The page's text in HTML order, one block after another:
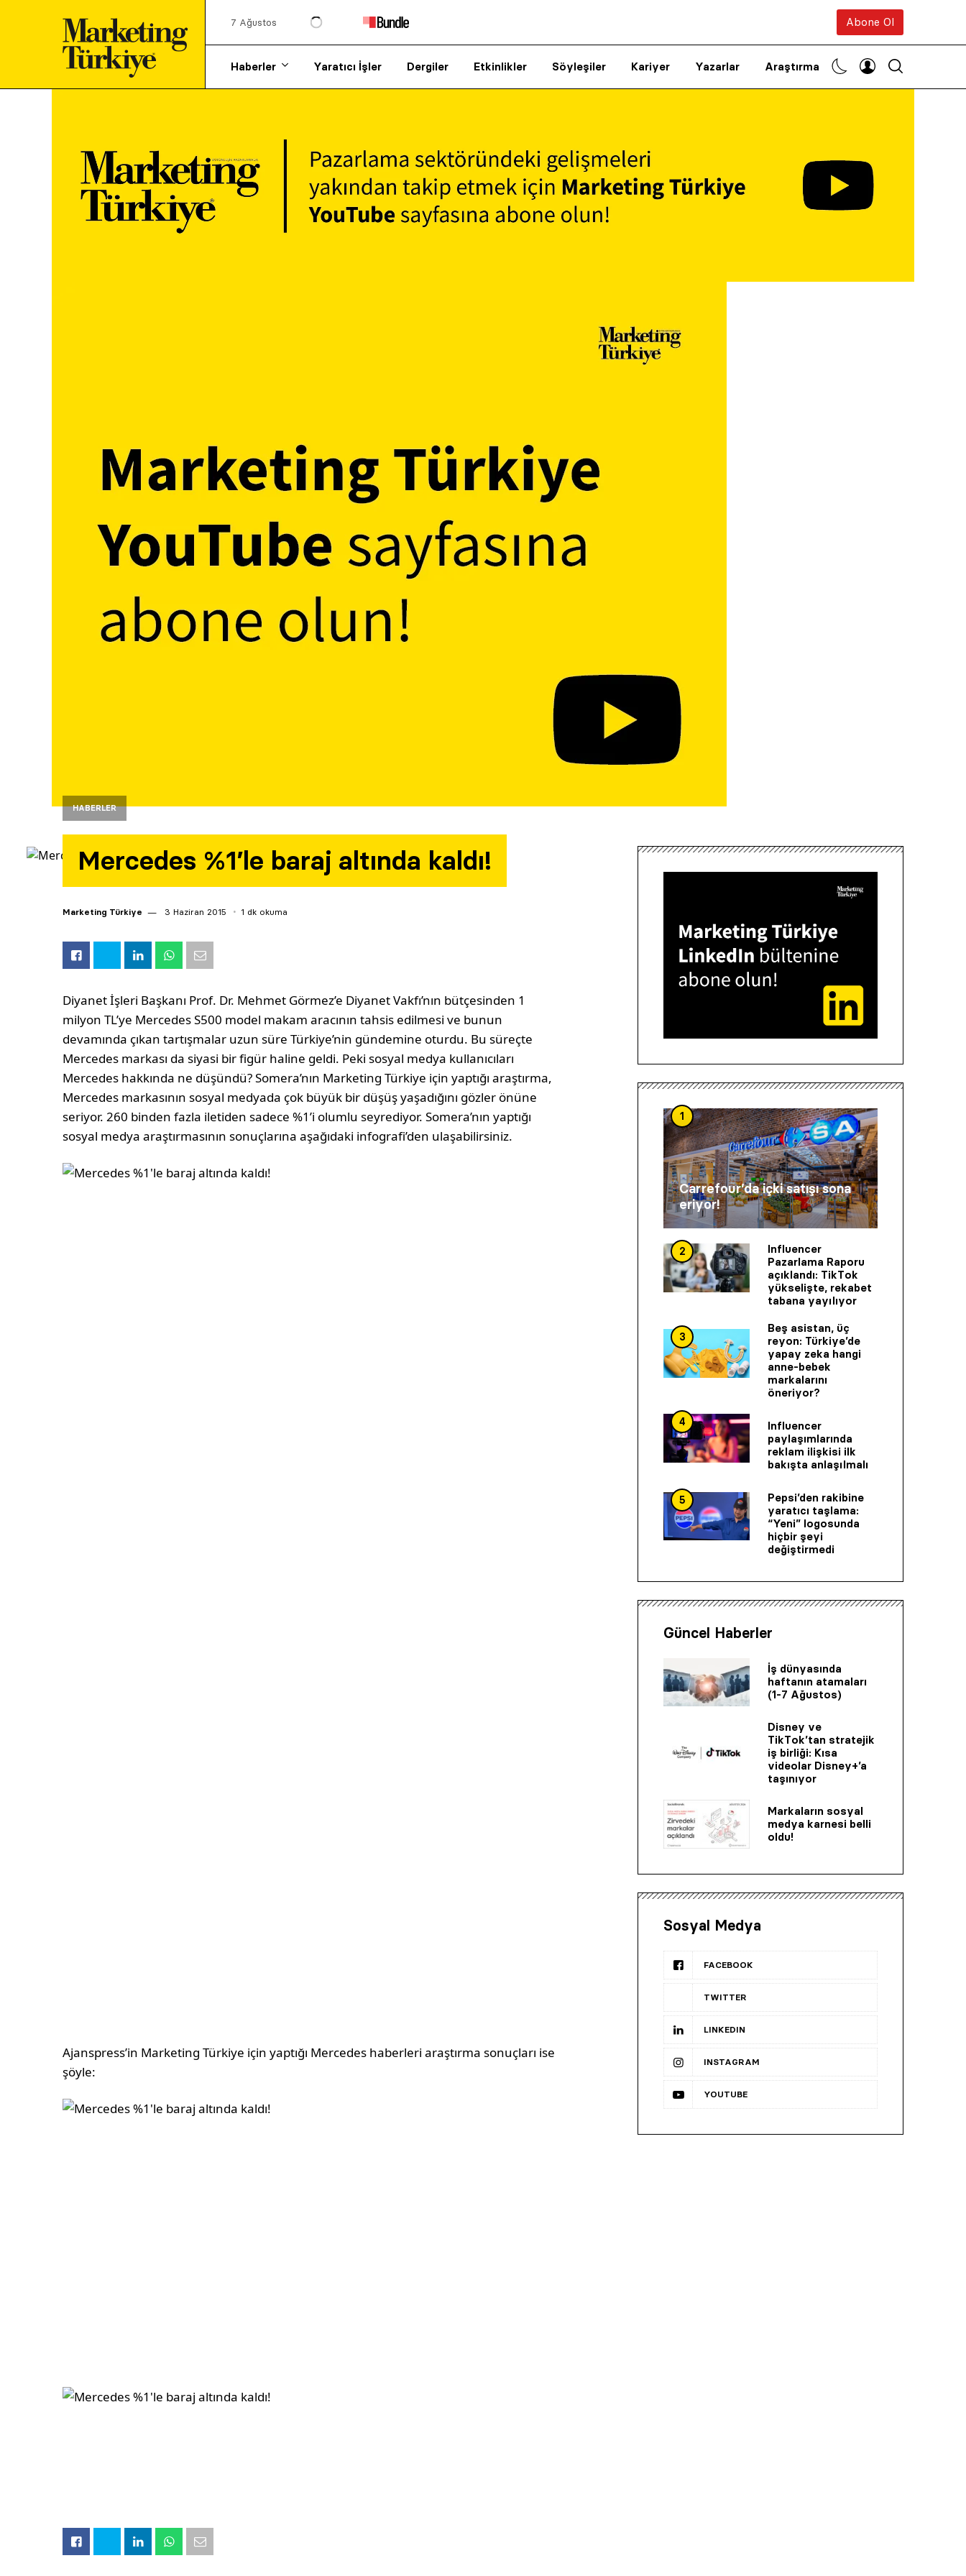
7 Ağustos Abone Ol
Haberler Yaratıcı İşler Dergiler Etkinlikler Söyleşiler Kariyer Yazarlar Araştırma
HABERLER
Mercedes %1’le baraj altında kaldı!
Marketing Türkiye 3 Haziran 2015 1 dk okuma
Diyanet İşleri Başkanı Prof. Dr. Mehmet Görmez’e Diyanet Vakfı’nın bütçesinden 1
milyon TL’ye Mercedes S500 model makam aracının tahsis edilmesi ve bunun
devamında çıkan tartışmalar uzun süre Türkiye’nin gündemine oturdu. Bu süreçte
Mercedes markası da siyasi bir figür haline geldi. Peki sosyal medya kullanıcıları
Mercedes hakkında ne düşündü? Somera’nın Marketing Türkiye için yaptığı araştırma,
Mercedes markasının sosyal medyada çok büyük bir düşüş yaşadığını gözler önüne
seriyor. 260 binden fazla iletiden sadece %1’i olumlu seyrediyor. Somera’nın yaptığı
sosyal medya araştırmasının sonuçlarına aşağıdaki infografi’den ulaşabilirsiniz.
Ajanspress’in Marketing Türkiye için yaptığı Mercedes haberleri araştırma sonuçları ise
şöyle:
1
Carrefour’da içki satışı sona
eriyor!
2
Influencer
Pazarlama Raporu
açıklandı: TikTok
yükselişte, rekabet
tabana yayılıyor
3
Beş asistan, üç
reyon: Türkiye’de
yapay zeka hangi
anne-bebek
markalarını
öneriyor?
4
Influencer
paylaşımlarında
reklam ilişkisi ilk
bakışta anlaşılmalı
5
Pepsi’den rakibine
yaratıcı taşlama:
“Yeni” logosunda
hiçbir şeyi
değiştirmedi
Güncel Haberler
İş dünyasında
haftanın atamaları
(1-7 Ağustos)
Disney ve
TikTok’tan stratejik
iş birliği: Kısa
videolar Disney+’a
taşınıyor
Markaların sosyal
medya karnesi belli
oldu!
Sosyal Medya
FACEBOOK
TWITTER
LINKEDIN
INSTAGRAM
YOUTUBE